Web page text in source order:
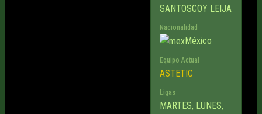
SANTOSCOY LEIJA
Nacionalidad
México
Equipo Actual
ASTETIC
Ligas
MARTES, LUNES,